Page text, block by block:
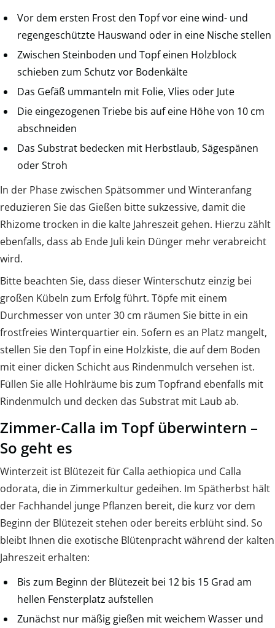
Vor dem ersten Frost den Topf vor eine wind- und
regengeschützte Hauswand oder in eine Nische stellen
Zwischen Steinboden und Topf einen Holzblock
schieben zum Schutz vor Bodenkälte
Das Gefäß ummanteln mit Folie, Vlies oder Jute
Die eingezogenen Triebe bis auf eine Höhe von 10 cm
abschneiden
Das Substrat bedecken mit Herbstlaub, Sägespänen
oder Stroh
In der Phase zwischen Spätsommer und Winteranfang
reduzieren Sie das Gießen bitte sukzessive, damit die
Rhizome trocken in die kalte Jahreszeit gehen. Hierzu zählt
ebenfalls, dass ab Ende Juli kein Dünger mehr verabreicht
wird.
Bitte beachten Sie, dass dieser Winterschutz einzig bei
großen Kübeln zum Erfolg führt. Töpfe mit einem
Durchmesser von unter 30 cm räumen Sie bitte in ein
frostfreies Winterquartier ein. Sofern es an Platz mangelt,
stellen Sie den Topf in eine Holzkiste, die auf dem Boden
mit einer dicken Schicht aus Rindenmulch versehen ist.
Füllen Sie alle Hohlräume bis zum Topfrand ebenfalls mit
Rindenmulch und decken das Substrat mit Laub ab.
Zimmer-Calla im Topf überwintern –
So geht es
Winterzeit ist Blütezeit für Calla aethiopica und Calla
odorata, die in Zimmerkultur gedeihen. Im Spätherbst hält
der Fachhandel junge Pflanzen bereit, die kurz vor dem
Beginn der Blütezeit stehen oder bereits erblüht sind. So
bleibt Ihnen die exotische Blütenpracht während der kalten
Jahreszeit erhalten:
Bis zum Beginn der Blütezeit bei 12 bis 15 Grad am
hellen Fensterplatz aufstellen
Zunächst nur mäßig gießen mit weichem Wasser und